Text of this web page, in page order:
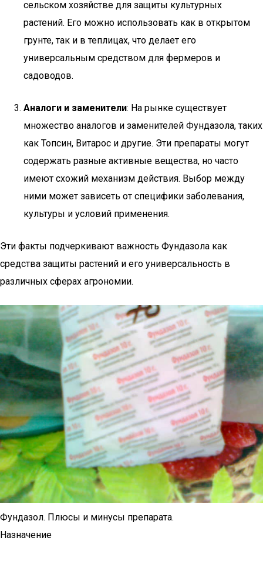
сельском хозяйстве для защиты культурных
растений. Его можно использовать как в открытом
грунте, так и в теплицах, что делает его
универсальным средством для фермеров и
садоводов.
Аналоги и заменители: На рынке существует
множество аналогов и заменителей Фундазола, таких
как Топсин, Витарос и другие. Эти препараты могут
содержать разные активные вещества, но часто
имеют схожий механизм действия. Выбор между
ними может зависеть от специфики заболевания,
культуры и условий применения.
Эти факты подчеркивают важность Фундазола как
средства защиты растений и его универсальность в
различных сферах агрономии.
Фундазол. Плюсы и минусы препарата.
Назначение